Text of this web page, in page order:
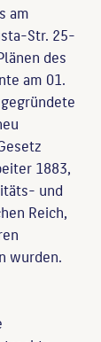
am
Str. 25-
des
am 01.
1883,
und
Reich,
wurden.